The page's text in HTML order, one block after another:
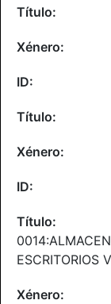
ESCRITORIOS